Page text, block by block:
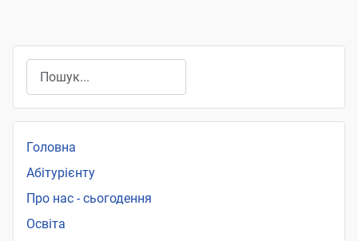
Головна
Абітурієнту
Про нас - сьогодення
Освіта